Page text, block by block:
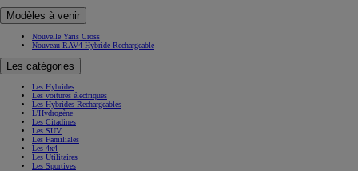
Modèles à venir
Nouvelle Yaris Cross
Nouveau RAV4 Hybride Rechargeable
Les catégories
Les Hybrides
Les voitures électriques
Les Hybrides Rechargeables
L'Hydrogène
Les Citadines
Les SUV
Les Familiales
Les 4x4
Les Utilitaires
Les Sportives